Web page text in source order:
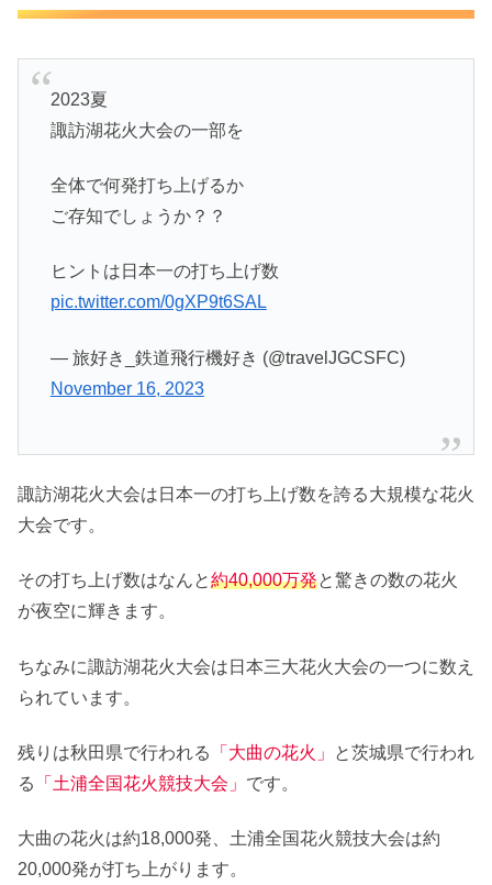
2023夏
諏訪湖花火大会の一部を
全体で何発打ち上げるか
ご存知でしょうか？？
ヒントは日本一の打ち上げ数
pic.twitter.com/0gXP9t6SAL
— 旅好き_鉄道飛行機好き (@travelJGCSFC)
November 16, 2023
諏訪湖花火大会は日本一の打ち上げ数を誇る大規模な花火
大会です。
その打ち上げ数はなんと約40,000万発と驚きの数の花火
が夜空に輝きます。
ちなみに諏訪湖花火大会は日本三大花火大会の一つに数え
られています。
残りは秋田県で行われる 「大曲の花火」
と茨城県で行われ
る
「土浦全国花火競技大会」 です。
大曲の花火は約18,000発、土浦全国花火競技大会は約
20,000発が打ち上がります。